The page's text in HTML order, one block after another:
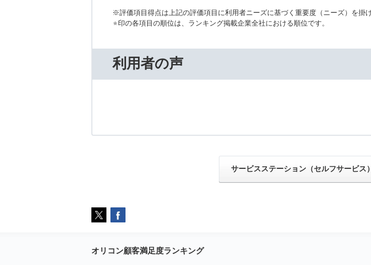
※評価項目得点は上記の評価項目に利用者ニーズに基づく重要度（ニーズ）を掛
印の各項目の順位は、ランキング掲載企業全社における順位です。
利用者の声
サービスステーション（セルフサービス
オリコン顧客満足度ランキング